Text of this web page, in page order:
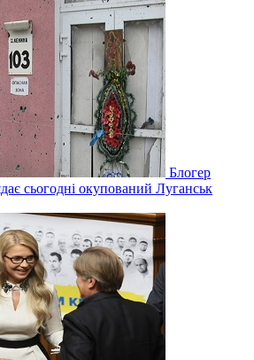
Блогер
сьогодні окупований Луганськ